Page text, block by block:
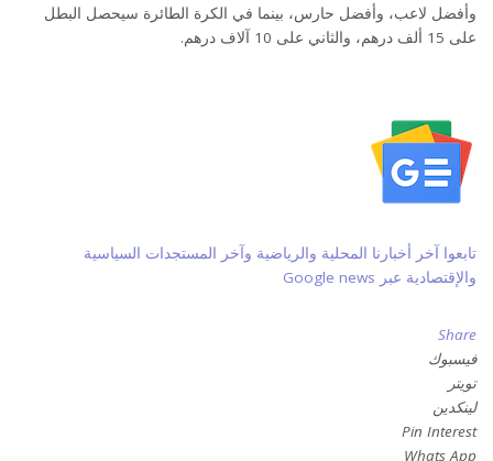
وأفضل لاعب، وأفضل حارس، بينما في الكرة الطائرة سيحصل البطل
على 15 ألف درهم، والثاني على 10 آلاف درهم.
تابعوا آخر أخبارنا المحلية والرياضية وآخر المستجدات السياسية
والإقتصادية عبر Google news
Share
فيسبوك
تويتر
لينكدين
Pin Interest
Whats App